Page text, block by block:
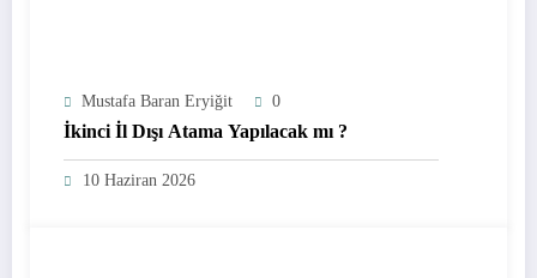
Mustafa Baran Eryiğit 0
İkinci İl Dışı Atama Yapılacak mı ?
10 Haziran 2026